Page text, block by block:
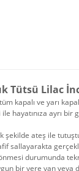
Tütsü Lilac
kapalı ve yarı
hayatınıza ayrı
şekilde ateş ile
sallayarakta
durumunda
bir yere yan veya